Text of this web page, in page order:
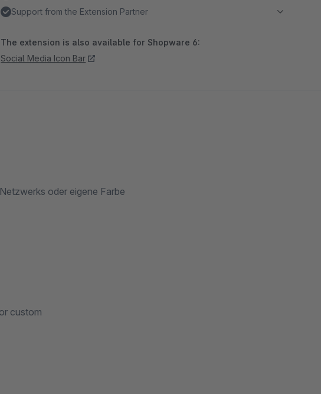
Support from the Extension Partner
The extension is also available for Shopware 6:
Social Media Icon Bar
oder eigene Farbe
custom